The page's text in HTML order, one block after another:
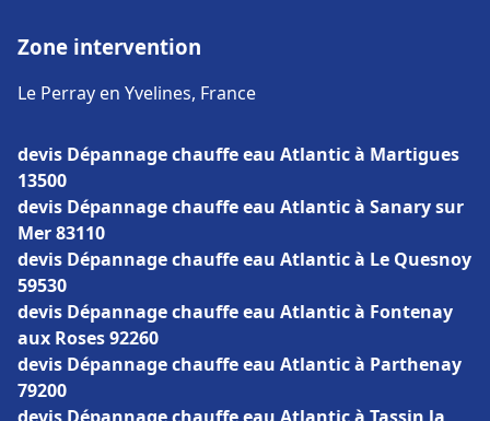
Zone intervention
Le Perray en Yvelines, France
devis Dépannage chauffe eau Atlantic à Martigues
13500
devis Dépannage chauffe eau Atlantic à Sanary sur
Mer 83110
devis Dépannage chauffe eau Atlantic à Le Quesnoy
59530
devis Dépannage chauffe eau Atlantic à Fontenay
aux Roses 92260
devis Dépannage chauffe eau Atlantic à Parthenay
79200